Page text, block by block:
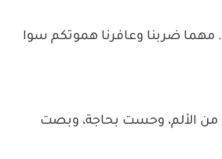
ضربنا وعافرنا هموتكم سوا
من الألم، وحست بحاجة، وبصت